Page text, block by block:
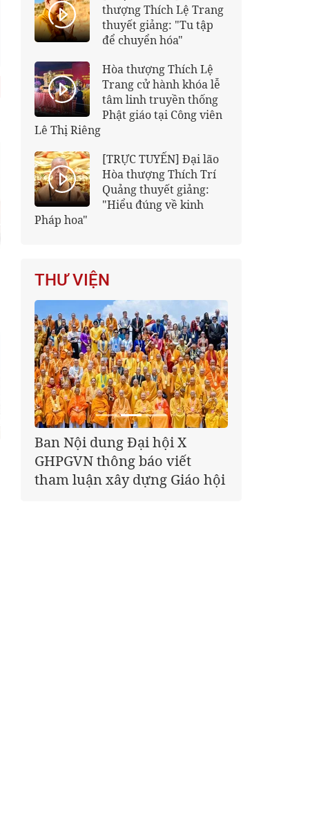
thượng Thích Lệ Trang
thuyết giảng: "Tu tập
để chuyển hóa"
Hòa thượng Thích Lệ
Trang cử hành khóa lễ
tâm linh truyền thống
Phật giáo tại Công viên
Lê Thị Riêng
[TRỰC TUYẾN] Đại lão
Hòa thượng Thích Trí
Quảng thuyết giảng:
"Hiểu đúng về kinh
Pháp hoa"
THƯ VIỆN
Giáo hội kêu gọi Tăng Ni,
Phật tử cả nước thể hiện tấm
lòng tri ân trọn vẹn nghĩa